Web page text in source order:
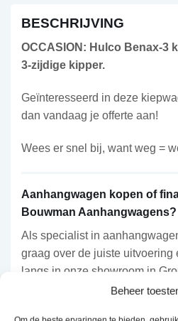
Beheer
BESCHRIJVING
OCCASION: Hulco Benax-3
3-zijdige kipper.
Geïnteresseerd in deze
dan vandaag je offerte aan!
Wees er snel bij, want weg =
Aanhangwagen kopen of
Bouwman Aanhangwagens?
Als specialist in
graag over de juiste uitvoering
langs in onze showroom in
actuele voorraad of vraag